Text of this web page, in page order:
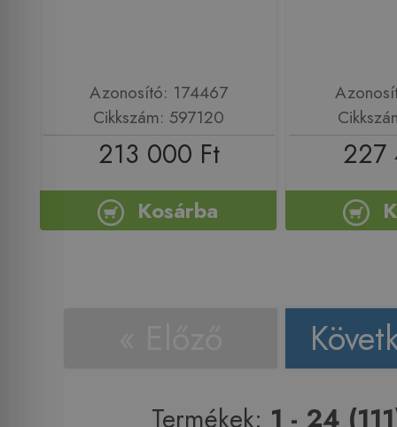
Azonosító: 174467
Cikkszám: 597120
213 000 Ft
Kosárba
227
Termékek: 1 - 24